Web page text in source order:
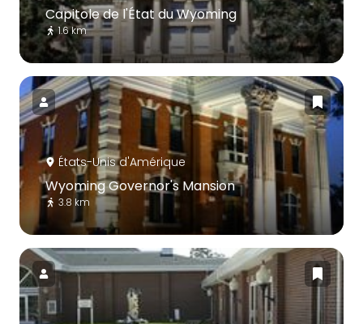
Capitole de l'État du Wyoming
1.6 km
États-Unis d'Amérique
Wyoming Governor's Mansion
3.8 km